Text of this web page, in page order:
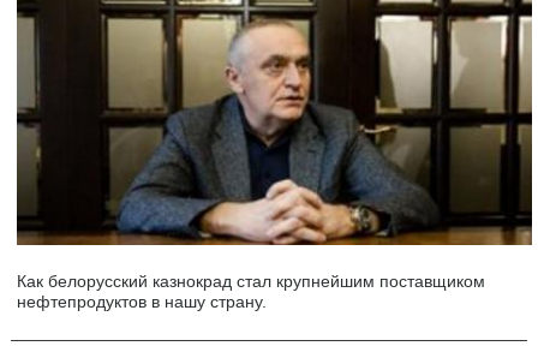
Как белорусский казнокрад стал крупнейшим поставщиком
нефтепродуктов в нашу страну.